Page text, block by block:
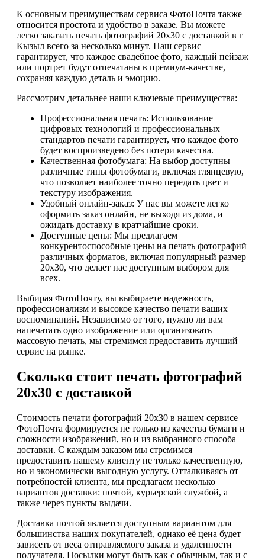
К основным преимуществам сервиса ФотоПочта также
относится простота и удобство в заказе. Вы можете
легко заказать печать фотографий 20х30 с доставкой в г
Кызыл всего за несколько минут. Наш сервис
гарантирует, что каждое свадебное фото, каждый пейзаж
или портрет будут отпечатаны в премиум-качестве,
сохраняя каждую деталь и эмоцию.
Рассмотрим детальнее наши ключевые преимущества:
Профессиональная печать: Использование
цифровых технологий и профессиональных
стандартов печати гарантирует, что каждое фото
будет воспроизведено без потери качества.
Качественная фотобумага: На выбор доступны
различные типы фотобумаги, включая глянцевую,
что позволяет наиболее точно передать цвет и
текстуру изображения.
Удобный онлайн-заказ: У нас вы можете легко
оформить заказ онлайн, не выходя из дома, и
ожидать доставку в кратчайшие сроки.
Доступные цены: Мы предлагаем
конкурентоспособные цены на печать фотографий
различных форматов, включая популярный размер
20х30, что делает нас доступным выбором для
всех.
Выбирая ФотоПочту, вы выбираете надежность,
профессионализм и высокое качество печати ваших
воспоминаний. Независимо от того, нужно ли вам
напечатать одно изображение или организовать
массовую печать, мы стремимся предоставить лучший
сервис на рынке.
Сколько стоит печать фотографий
20х30 с доставкой
Стоимость печати фотографий 20х30 в нашем сервисе
ФотоПочта формируется не только из качества бумаги и
сложности изображений, но и из выбранного способа
доставки. С каждым заказом мы стремимся
предоставить нашему клиенту не только качественную,
но и экономически выгодную услугу. Отталкиваясь от
потребностей клиента, мы предлагаем несколько
вариантов доставки: почтой, курьерской службой, а
также через пункты выдачи.
Доставка почтой является доступным вариантом для
большинства наших покупателей, однако её цена будет
зависеть от веса отправляемого заказа и удаленности
получателя. Посылки могут быть как с обычным, так и с